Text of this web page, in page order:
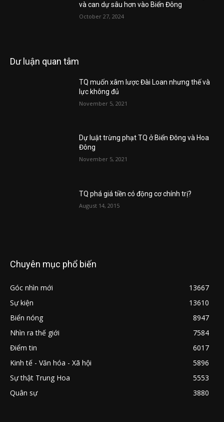
và can dự sâu hơn vào Biển Đông
October 27, 2024
Dư luận quan tâm
TQ muốn xâm lược Đài Loan nhưng thế và
lực không đủ
November 5, 2021
Dự luật trừng phạt TQ ở Biển Đông và Hoa
Đông
November 5, 2021
TQ phá giá tiền có động cơ chính trị?
August 14, 2015
Chuyên mục phổ biến
Góc nhìn mới
13667
Sự kiện
13610
Biển nóng
8947
Nhìn ra thế giới
7584
Điểm tin
6017
Kinh tế - Văn hóa - Xã hội
5896
Sự thật Trung Hoa
5553
Quân sự
3880